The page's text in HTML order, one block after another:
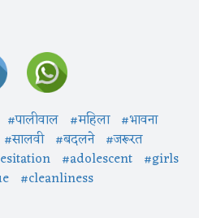
#पालीवाल #महिला #भावना
#सालवी #बदलने #जरूरत
#adolescent #girls
#cleanliness